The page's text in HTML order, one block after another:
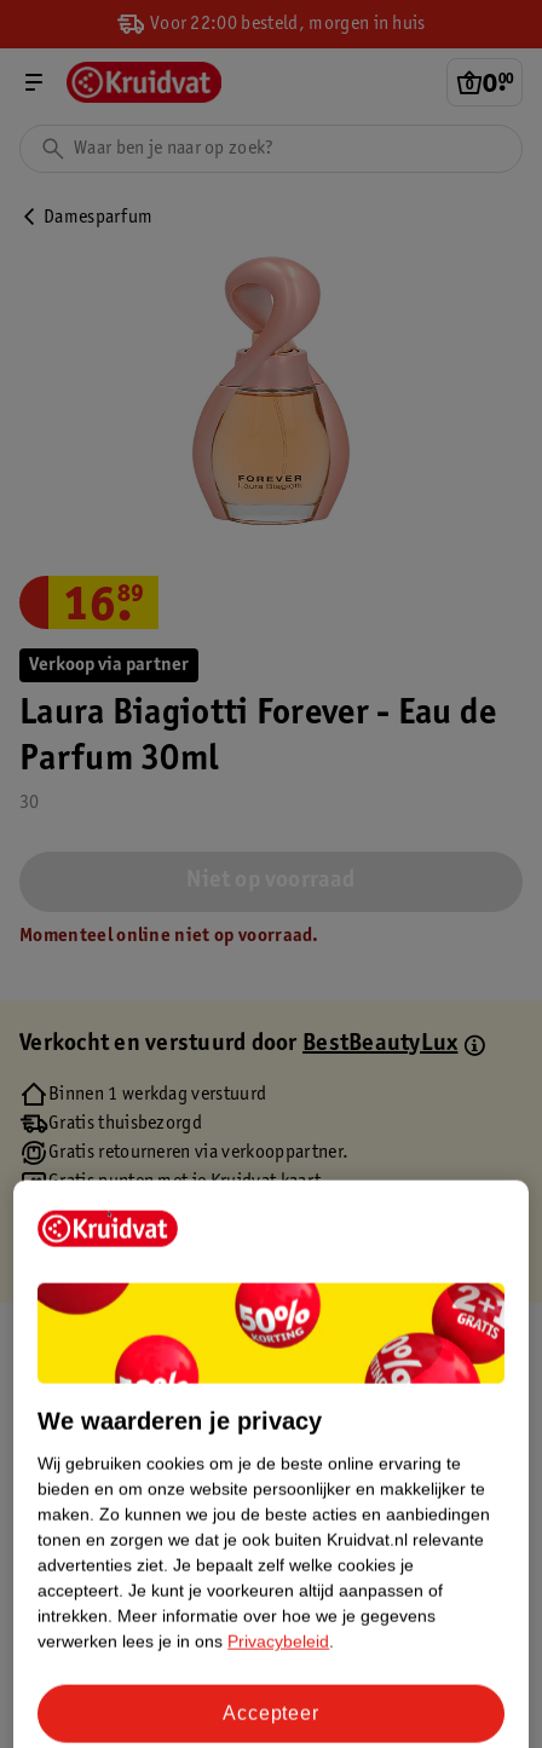
Voor 22:00 besteld, morgen in huis
0.
00
Damesparfum
Verkoop via partner
Laura Biagiotti Forever - Eau de
Parfum 30ml
30
16.
89
Momenteel online niet op voorraad.
Verkocht en verstuurd doorBestBeautyLux
Binnen 1 werkdag verstuurd
Gratis thuisbezorgd
Gratis retourneren via verkooppartner.
Gratis punten met je Kruidvat kaart
Over dit product
Etiketinformatie
Nature Impact Score
Dit product heeft (nog) geen Nature
Impact Score.
Meer informatie
Bestel & Bezorginformatie
We waarderen je privacy
Wij gebruiken cookies om je de beste online ervaring te
bieden en om onze website persoonlijker en makkelijker te
maken. Zo kunnen we jou de beste acties en aanbiedingen
tonen en zorgen we dat je ook buiten Kruidvat.nl relevante
advertenties ziet. Je bepaalt zelf welke cookies je
accepteert. Je kunt je voorkeuren altijd aanpassen of
intrekken. Meer informatie over hoe we je gegevens
verwerken lees je in ons Privacybeleid.
Accepteer